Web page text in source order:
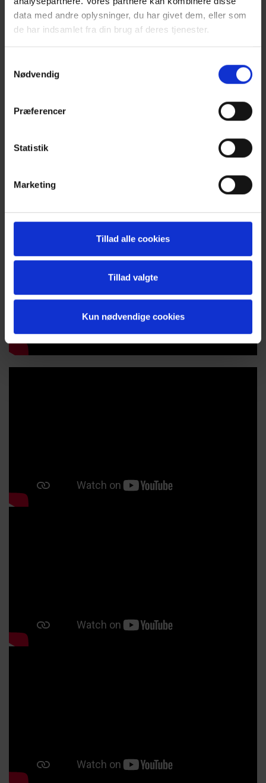
data med andre oplysninger, du har givet dem, eller som
de har indsamlet fra din brug af deres tjenester.
Nødvendig
Præferencer
Statistik
Marketing
Tillad alle cookies
Tillad valgte
Kun nødvendige cookies